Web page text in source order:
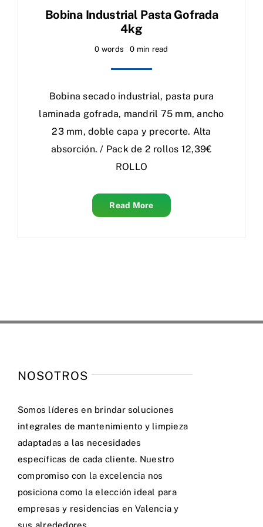
Dosificadores
Soportes y Accesorios
Contacto
Bobina Industrial Pasta Gofrada
4kg
0 words 0 min read
Bobina secado industrial, pasta pura
laminada gofrada, mandril 75 mm, ancho
23 mm, doble capa y precorte. Alta
absorción. / Pack de 2 rollos 12,39€
ROLLO
Read More
NOSOTROS
Somos líderes en brindar soluciones
integrales de mantenimiento y limpieza
adaptadas a las necesidades
específicas de cada cliente. Nuestro
compromiso con la excelencia nos
posiciona como la elección ideal para
empresas y residencias en Valencia y
sus alrededores.